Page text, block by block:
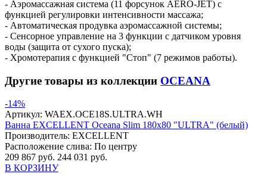
- Аэромассажная система (11 форсунок AERO-JET) с
функцией регулировки интенсивности массажа;
- Автоматическая продувка аэромассажной системы;
- Сенсорное управление на 3 функции с датчиком уровня
воды (защита от сухого пуска);
- Хромотерапия с функцией "Стоп" (7 режимов работы).
Другие товары из коллекции OCEANA
-14%
Артикул: WAEX.OCE18S.ULTRA.WH
Ванна EXCELLENT Oceana Slim 180x80 "ULTRA" (белый)
Производитель: EXCELLENT
Расположение слива: По центру
209 867 руб. 244 031 руб.
В КОРЗИНУ